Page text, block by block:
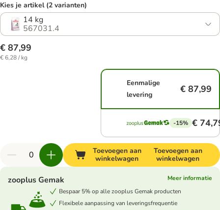
Kies je artikel (2 varianten)
14 kg
567031.4
€ 87,99
€ 6,28 / kg
Eenmalige
levering
€ 87,99
-15% €
Toevoegen aan
winkelwagen
Toevoegen aan
winkelwagen
zooplus Gemak
Meer informatie
Bespaar 5% op alle zooplus Gemak producten
Flexibele aanpassing van leveringsfrequentie